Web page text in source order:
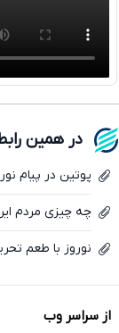
در همین
پوتین در پیام
چه چیزی مردم ایران را در
نوروز با طعم
از سراسر وب